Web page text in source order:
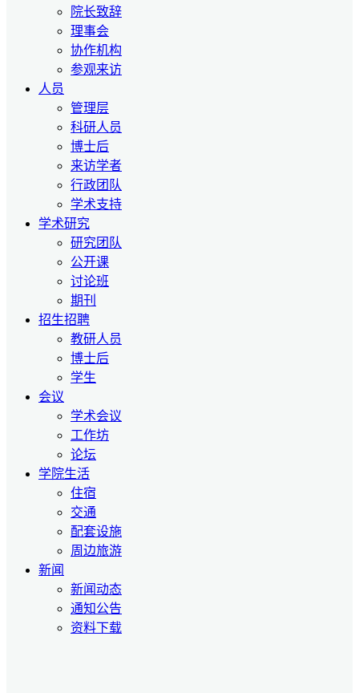
院长致辞
理事会
协作机构
参观来访
人员
管理层
科研人员
博士后
来访学者
行政团队
学术支持
学术研究
研究团队
公开课
讨论班
期刊
招生招聘
教研人员
博士后
学生
会议
学术会议
工作坊
论坛
学院生活
住宿
交通
配套设施
周边旅游
新闻
新闻动态
通知公告
资料下载